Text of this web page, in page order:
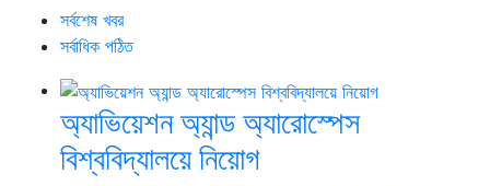
সর্বশেষ খবর
সর্বাধিক পঠিত
অ্যাভিয়েশন অ্যান্ড অ্যারোস্পেস
বিশ্ববিদ্যালয়ে নিয়োগ